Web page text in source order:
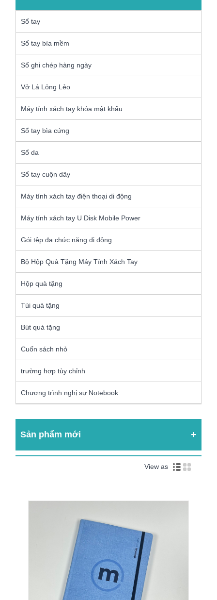
Sổ tay
Sổ tay bìa mềm
Sổ ghi chép hàng ngày
Vở Lá Lỏng Lẻo
Máy tính xách tay khóa mật khẩu
Sổ tay bìa cứng
Sổ da
Sổ tay cuộn dây
Máy tính xách tay điện thoại di động
Máy tính xách tay U Disk Mobile Power
Gói tệp đa chức năng di động
Bộ Hộp Quà Tặng Máy Tính Xách Tay
Hộp quà tặng
Túi quà tặng
Bút quà tặng
Cuốn sách nhỏ
trường hợp tùy chỉnh
Chương trình nghị sự Notebook
Sản phẩm mới
View as